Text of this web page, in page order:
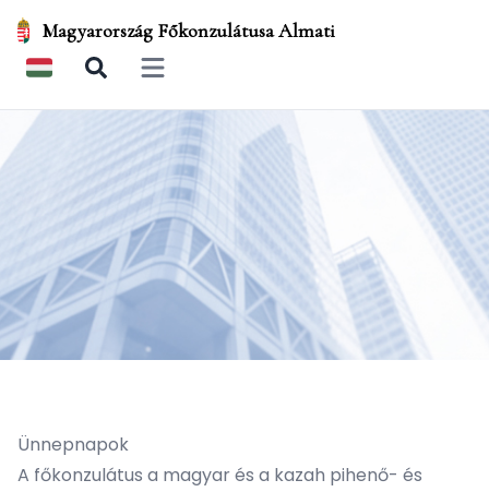
Magyarország Főkonzulátusa Almati
Open main menu
Ünnepnapok
A főkonzulátus a magyar és a kazah pihenő- és